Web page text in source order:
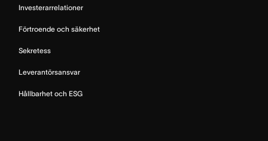
Investerarrelationer
Förtroende och säkerhet
Sekretess
Leverantörsansvar
Hållbarhet och ESG